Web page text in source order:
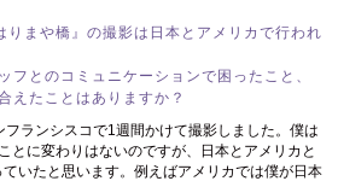
まや橋』の撮影は日本とアメリカで行われ
フとのコミュニケーションで困ったこと、
えたことはありますか？
フランシスコで1週間かけて撮影しました。僕は
とに変わりはないのですが、日本とアメリカと
いたと思います。例えばアメリカでは僕が日本